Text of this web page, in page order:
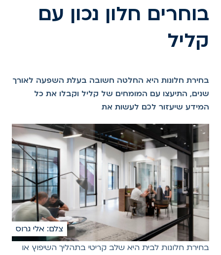
בוחרים חלון נכון עם
קליל
בחירת חלונות היא החלטה חשובה בעלת השפעה לאורך
שנים, התיעצו עם המומחים של קליל וקבלו את כל
המידע שיעזור לכם לעשות את
צלם: אלי גרוס
בחירת חלונות לבית היא שלב קריטי בתהליך השיפוץ או